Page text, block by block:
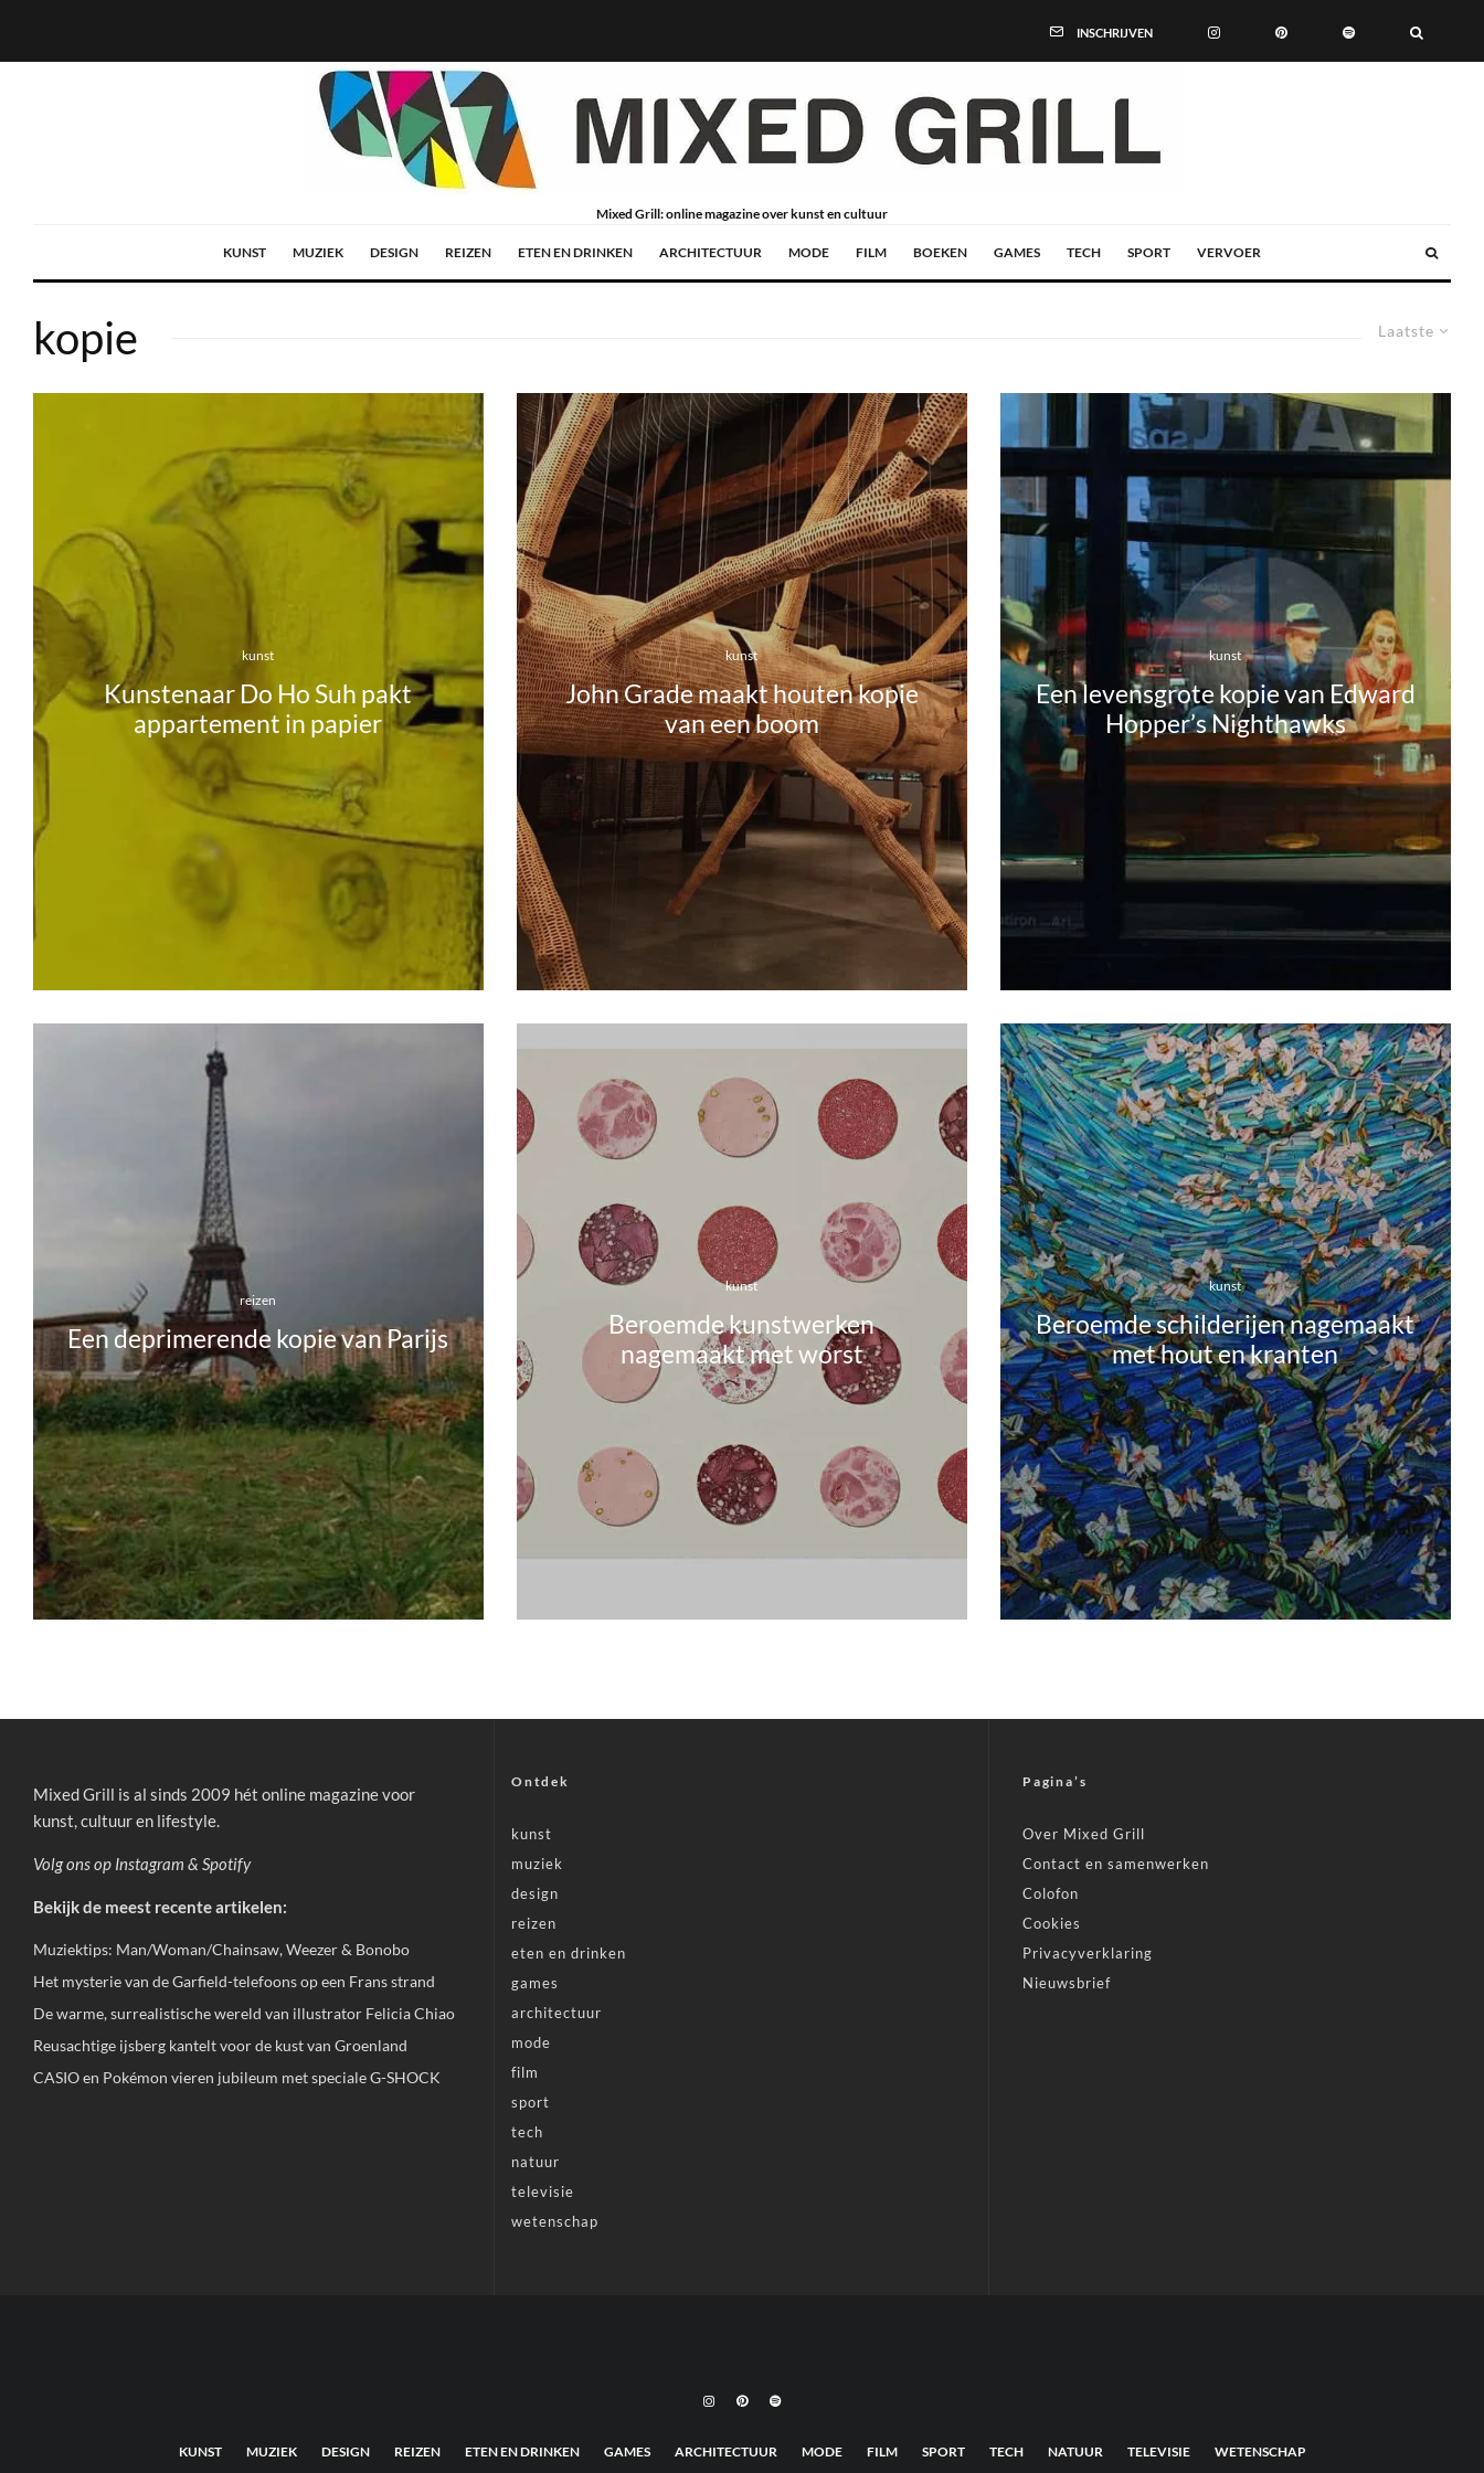
INSCHRIJVEN
Mixed Grill: online magazine over kunst en cultuur
KUNST MUZIEK DESIGN REIZEN ETEN EN DRINKEN ARCHITECTUUR MODE FILM BOEKEN GAMES TECH SPORT VERVOER
Laatste
kopie
kunst
Kunstenaar Do Ho Suh pakt
appartement in papier
kunst
John Grade maakt houten kopie
van een boom
kunst
Een levensgrote kopie van Edward
Hopper’s Nighthawks
reizen
Een deprimerende kopie van Parijs
kunst
Beroemde kunstwerken
nagemaakt met worst
kunst
Beroemde schilderijen nagemaakt
met hout en kranten
Mixed Grill is al sinds 2009 hét online magazine voor
kunst, cultuur en lifestyle.
Volg ons op Instagram & Spotify
Bekijk de meest recente artikelen:
Muziektips: Man/Woman/Chainsaw, Weezer & Bonobo
Het mysterie van de Garfield-telefoons op een Frans strand
De warme, surrealistische wereld van illustrator Felicia Chiao
Reusachtige ijsberg kantelt voor de kust van Groenland
CASIO en Pokémon vieren jubileum met speciale G-SHOCK
Ontdek
kunst
muziek
design
reizen
eten en drinken
games
architectuur
mode
film
sport
tech
natuur
televisie
wetenschap
Pagina’s
Over Mixed Grill
Contact en samenwerken
Colofon
Cookies
Privacyverklaring
Nieuwsbrief
KUNST MUZIEK DESIGN REIZEN ETEN EN DRINKEN GAMES ARCHITECTUUR MODE FILM SPORT TECH NATUUR TELEVISIE WETENSCHAP